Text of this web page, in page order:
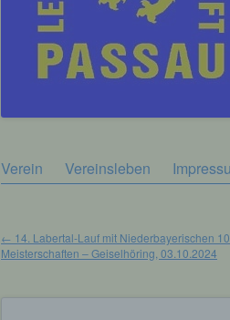
Zum
Verein Vereinsleben
← 14. Labertal-Lauf mit Niederbayerischen
Meisterschaften – Geiselhöring, 03.10.2024